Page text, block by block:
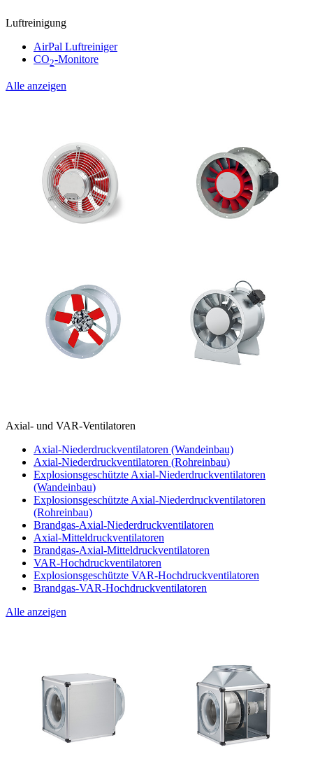
Luftreinigung
AirPal Luftreiniger
CO2-Monitore
Alle anzeigen
Axial- und VAR-Ventilatoren
Axial-Niederdruckventilatoren (Wandeinbau)
Axial-Niederdruckventilatoren (Rohreinbau)
Explosionsgeschützte Axial-Niederdruckventilatoren
(Wandeinbau)
Explosionsgeschützte Axial-Niederdruckventilatoren
(Rohreinbau)
Brandgas-Axial-Niederdruckventilatoren
Axial-Mitteldruckventilatoren
Brandgas-Axial-Mitteldruckventilatoren
VAR-Hochdruckventilatoren
Explosionsgeschützte VAR-Hochdruckventilatoren
Brandgas-VAR-Hochdruckventilatoren
Alle anzeigen